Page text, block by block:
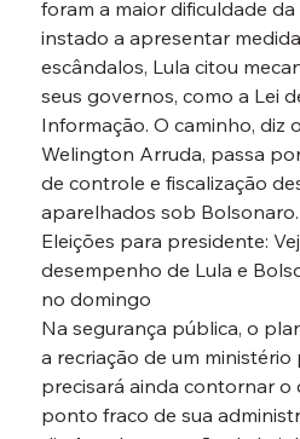
foram a maior dificuldade
instado a apresentar
escândalos, Lula citou
seus governos, como a Lei
Informação. O caminho, diz
Welington Arruda, passa
de controle e fiscalização
aparelhados sob Bolsonaro.
Eleições para presidente:
desempenho de Lula e
no domingo
Na segurança pública, o
a recriação de um ministério
precisará ainda contornar o
ponto fraco de sua